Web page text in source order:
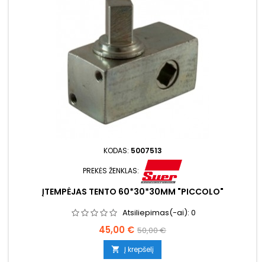
KODAS: 5007513
PREKĖS ŽENKLAS:
ĮTEMPĖJAS TENTO 60*30*30MM "PICCOLO"
Atsiliepimas(-ai): 0
Kaina
45,00 € Bazinė
kaina
50,00 €
 Į krepšelį